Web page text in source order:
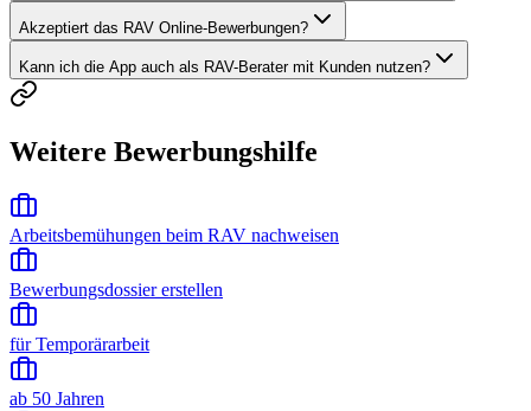
Akzeptiert das RAV Online-Bewerbungen?
Kann ich die App auch als RAV-Berater mit Kunden nutzen?
Weitere Bewerbungshilfe
Arbeitsbemühungen beim RAV nachweisen
Bewerbungsdossier erstellen
für Temporärarbeit
ab 50 Jahren